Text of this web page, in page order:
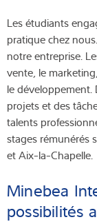
Les étudiants
pratique chez
notre entreprise.
vente, le
le développement.
projets et des
talents
stages rémunérés
et Aix-la-Chapelle.
Minebea
possibilités